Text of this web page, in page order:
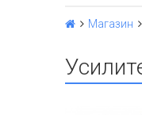
Магазин